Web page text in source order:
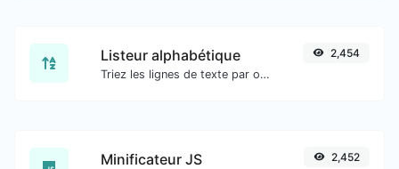
Listeur alphabétique
Triez les lignes de texte par ordre alphabétique (A-Z ou Z-A) facilement.
2,454
Minificateur JS 2,452